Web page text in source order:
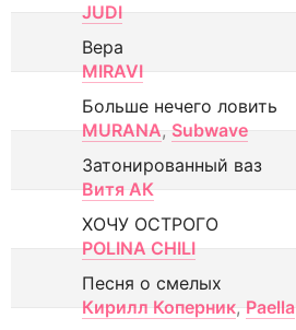
JUDI
Вера
MIRAVI
Больше нечего ловить
MURANA, Subwave
Затонированный ваз
Витя АК
ХОЧУ ОСТРОГО
POLINA CHILI
Песня о смелых
Кирилл Коперник, Paella